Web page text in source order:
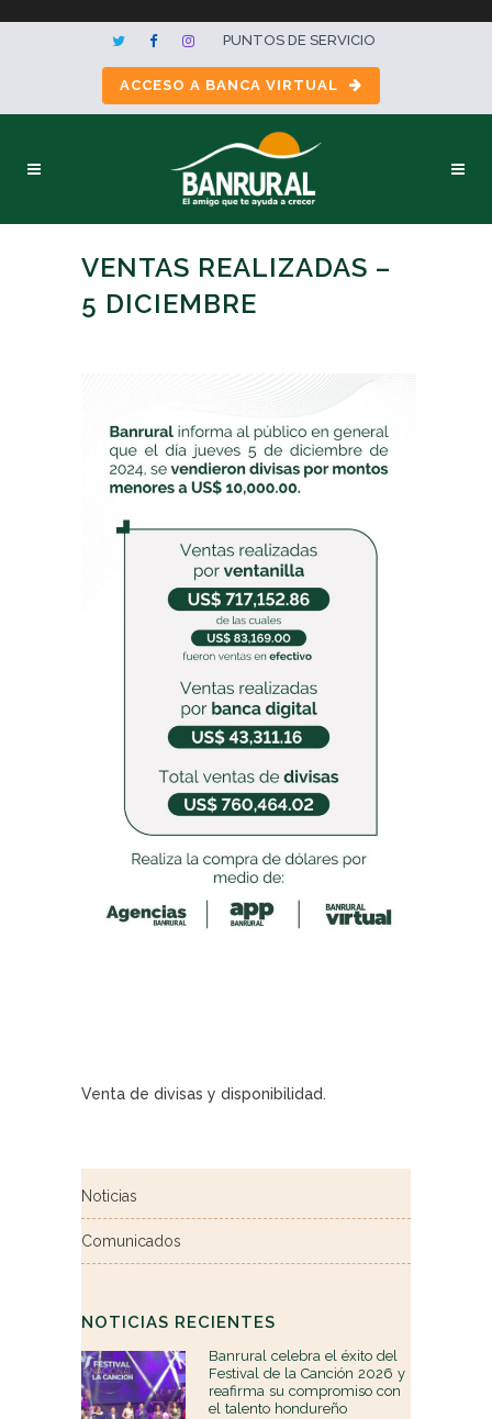
PUNTOS DE SERVICIO
ACCESO A BANCA VIRTUAL
VENTAS REALIZADAS –
5 DICIEMBRE
Venta de divisas y disponibilidad.
Noticias
Comunicados
NOTICIAS RECIENTES
Banrural celebra el éxito del
Festival de la Canción 2026 y
reafirma su compromiso con
el talento hondureño